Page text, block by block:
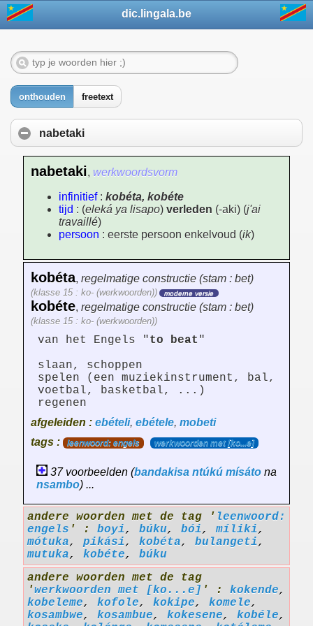
dic.lingala.be
onthouden freetext
nabetaki
nabetaki, werkwoordsvorm
infinitief: kobéta, kobéte
tijd : (eleká ya lisapo) verleden (-aki) (j'ai
travaillé)
persoon : eerste persoon enkelvoud (ik)
kobéta, regelmatige constructie (stam : bet)
(klasse 15 : ko- (werkwoorden)) moderne versie
kobéte, regelmatige constructie (stam : bet)
(klasse 15 : ko- (werkwoorden))
van het Engels "to beat "
slaan, schoppen
spelen (een muziekinstrument, bal,
voetbal, basketbal, ...)
regenen
afgeleiden : ebételi, ebétele, mobeti
tags :
leenwoord: engels werkwoorden met [ko...e]
37 voorbeelden (bandakisa ntúkú mísáto na
nsambo) ...
andere woorden met de tag ' leenwoord:
engels ' : boyi, búku, bói,míliki,
mótuka, pikási, kobéta, bulangeti,
mutuka, kobéte, búku
andere woorden met de tag
'werkwoorden met [ko...e] ' : kokende,
kobeleme, kofole, kokipe, komele,
kosambwe, kosambue, kokesene, kobéle,